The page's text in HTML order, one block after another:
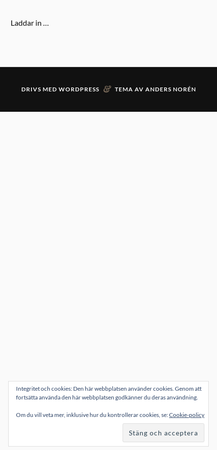
Laddar in …
DRIVS MED WORDPRESS & TEMA AV ANDERS NORÉN
Integritet och cookies: Den här webbplatsen använder cookies. Genom att
fortsätta använda den här webbplatsen godkänner du deras användning.
Om du vill veta mer, inklusive hur du kontrollerar cookies, se:Cookie-policy